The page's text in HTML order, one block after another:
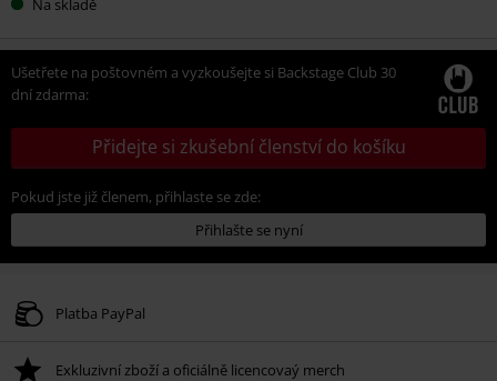
Ušetřete na poštovném a vyzkoušejte si Backstage Club 30
dní zdarma:
Přidejte si zkušební členství do košíku
Pokud jste již členem, přihlaste se zde:
Přihlašte se nyní
Platba PayPal
Exkluzivní zboží a oficiálně licencovaý merch